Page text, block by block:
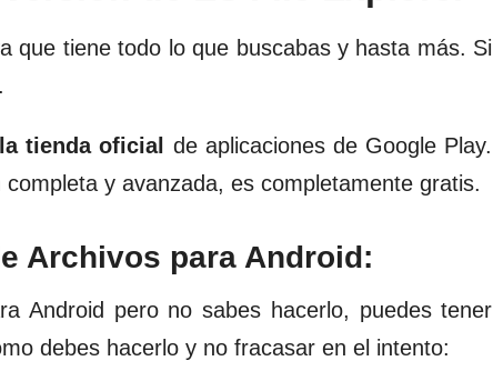
que tiene todo lo que buscabas y hasta más. Si
tienda oficial de aplicaciones de Google Play.
y avanzada, es completamente gratis.
Archivos para Android:
Android pero no sabes hacerlo, puedes tener
debes hacerlo y no fracasar en el intento: